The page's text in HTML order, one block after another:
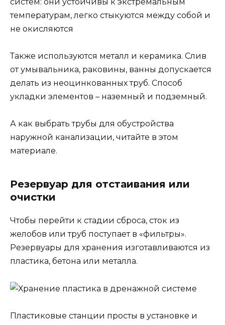
температурам, легко стыкуются между собой и
не окисляются
Также используются металл и керамика. Слив
от умывальника, раковины, ванны допускается
делать из неоцинкованных труб. Способ
укладки элементов – наземный и подземный.
А как выбрать трубы для обустройства
наружной канализации, читайте в этом
материале.
Резервуар для отстаивания или
очистки
Чтобы перейти к стадии сброса, сток из
желобов или труб поступает в «фильтры».
Резервуары для хранения изготавливаются из
пластика, бетона или металла.
Пластиковые станции просты в установке и